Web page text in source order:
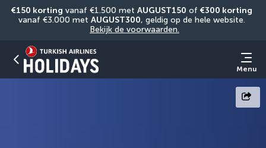
€150 korting vanaf €1.500 met AUGUST150 of €300 korting
vanaf €3.000 met AUGUST300
Bekijk de voorwaarden.
Menu